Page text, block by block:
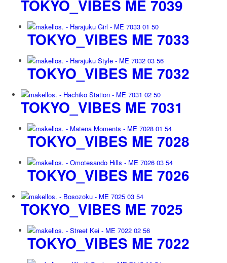
TOKYO_VIBES ME 7039
TOKYO_VIBES ME 7033
TOKYO_VIBES ME 7032
TOKYO_VIBES ME 7031
TOKYO_VIBES ME 7028
TOKYO_VIBES ME 7026
TOKYO_VIBES ME 7025
TOKYO_VIBES ME 7022